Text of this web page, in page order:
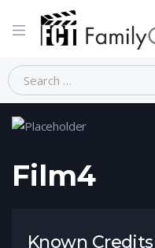
Home Person Film4
Film4
Known Credits